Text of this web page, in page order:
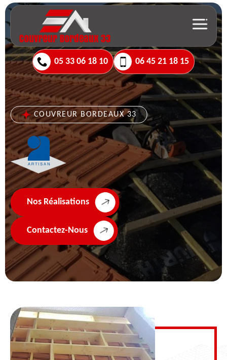
05 33 06 18 10 06 45 21 18 15
COUVREUR BORDEAUX 33
Nos Réalisations
Contactez-Nous